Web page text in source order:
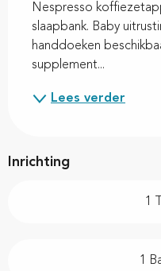
Nespresso
slaapbank. Baby
handdoeken
supplement...
Lees verder
Inrichting
1
1